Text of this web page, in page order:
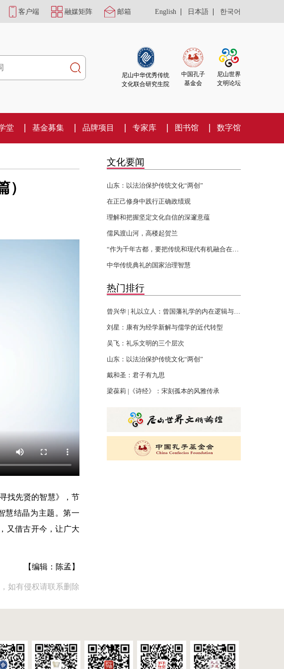
客户端 融媒矩阵 邮箱 English | 日本語 | 한국어
尼山中华优秀传统
文化联合研究生院
中国孔子
基金会
尼山世界
文明论坛
堂 基金募集 品牌项目 专家库 图书馆 数字馆
）
找先贤的智慧》，节
慧结晶为主题。第一
又借古开今，让广大
【编辑：陈孟】
如有侵权请联系删除
文化要闻
山东：以法治保护传统文化“两创”
在正己修身中践行正确政绩观
理解和把握坚定文化自信的深邃意蕴
儒风渡山河，高楼起贺兰
中华传统典礼的国家治理智慧
热门排行
刘星：康有为经学新解与儒学的近代转型
吴飞：礼乐文明的三个层次
山东：以法治保护传统文化“两创”
戴和圣：君子有九思
梁葆莉 |《诗经》：宋刻孤本的风雅传承